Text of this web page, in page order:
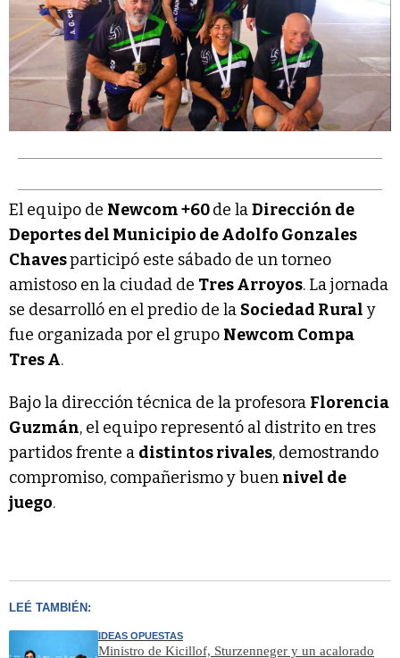
El equipo de Newcom +60de laDirección de
Deportes del Municipio de Adolfo Gonzales
Chavesparticipó este sábado de un torneo
amistoso en la ciudad de Tres Arroyos. La jornada
se desarrolló en el predio de la Sociedad Rural y
fue organizada por el grupo Newcom Compa
Tres A.
Bajo la dirección técnica de la profesora Florencia
Guzmán, el equipo representó al distrito en tres
partidos frente a distintos rivales, demostrando
compromiso, compañerismo y buen nivel de
juego.
LEÉ TAMBIÉN:
IDEAS OPUESTAS
Ministro de Kicillof, Sturzenneger y un acalorado